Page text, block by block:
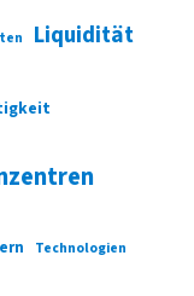
Liquidität
Technologien